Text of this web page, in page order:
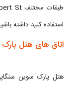
استفاده کنید داشته
اتاق های هتل
هتل پارک سوین